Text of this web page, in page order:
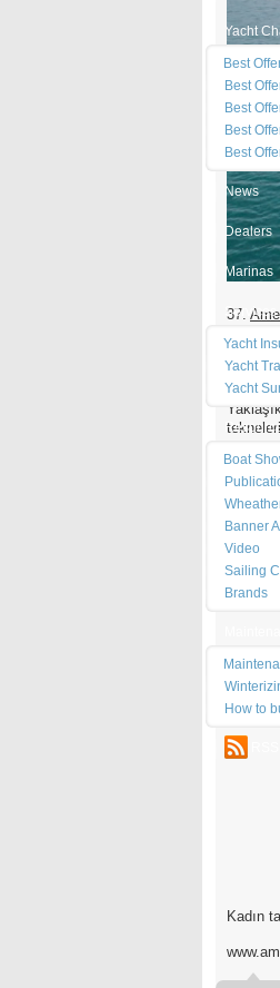
Yacht
Best
Best
Best
Best
Best
News
Dealers
Marinas
Services
Yacht
Yacht
Yacht
Boat
Banner
Video
Sailing
Brands
How to
37.
büyük
Kadın